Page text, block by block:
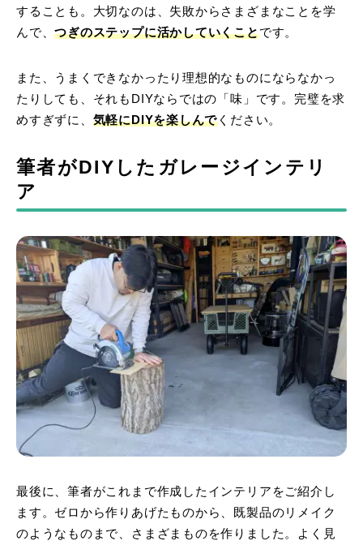
することも。大切なのは、失敗からさまざまなことを学
んで、つぎのステップに活かしていくことです。
また、うまくできなかったり理想的なものにならなかっ
たりしても、それもDIYならではの「味」です。完璧を求
めすぎずに、 気軽にDIYを楽しんで ください。
筆者がDIYしたガレージインテリ
ア
最後に、筆者がこれまで作成したインテリアをご紹介し
ます。ゼロから作りあげたものから、既製品のリメイク
のようなものまで、さまざまものを作りました。よく見